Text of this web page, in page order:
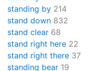
standing by 214
stand down 832
stand clear 68
stand right here 22
stand right there 37
standing bear 19